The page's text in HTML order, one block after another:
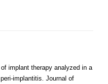
implant therapy analyzed in a
implantitis. Journal of